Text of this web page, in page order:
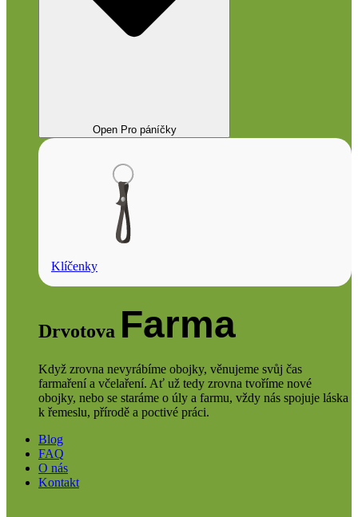
Open Pro páníčky
Klíčenky
Drvotova Farma
Když zrovna nevyrábíme obojky, věnujeme svůj čas
farmaření a včelaření. Ať už tedy zrovna tvoříme nové
obojky, nebo se staráme o úly a farmu, vždy nás spojuje láska
k řemeslu, přírodě a poctivé práci.
Blog
FAQ
O nás
Kontakt